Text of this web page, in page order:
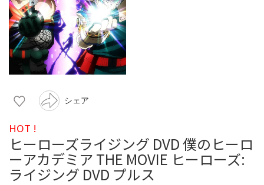
シェア
HOT !
ヒーローズライジング DVD 僕のヒーロ
ーアカデミア THE MOVIE ヒーローズ:
ライジング DVD プルス